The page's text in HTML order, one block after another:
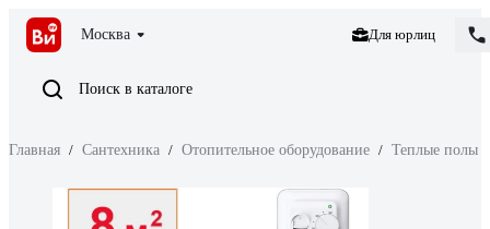
Москва Для юрлиц
Поиск в каталоге
Главная / Сантехника / Отопительное оборудование / Теплые полы